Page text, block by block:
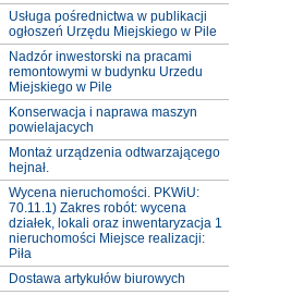
Usługa pośrednictwa w publikacji
ogłoszeń Urzędu Miejskiego w Pile
Nadzór inwestorski na pracami
remontowymi w budynku Urzedu
Miejskiego w Pile
Konserwacja i naprawa maszyn
powielajacych
Montaż urządzenia odtwarzającego
hejnał.
Wycena nieruchomości. PKWiU:
70.11.1) Zakres robót: wycena
działek, lokali oraz inwentaryzacja 1
nieruchomości Miejsce realizacji:
Piła
Dostawa artykułów biurowych